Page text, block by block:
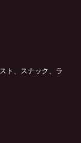
ト、スナック、ラ